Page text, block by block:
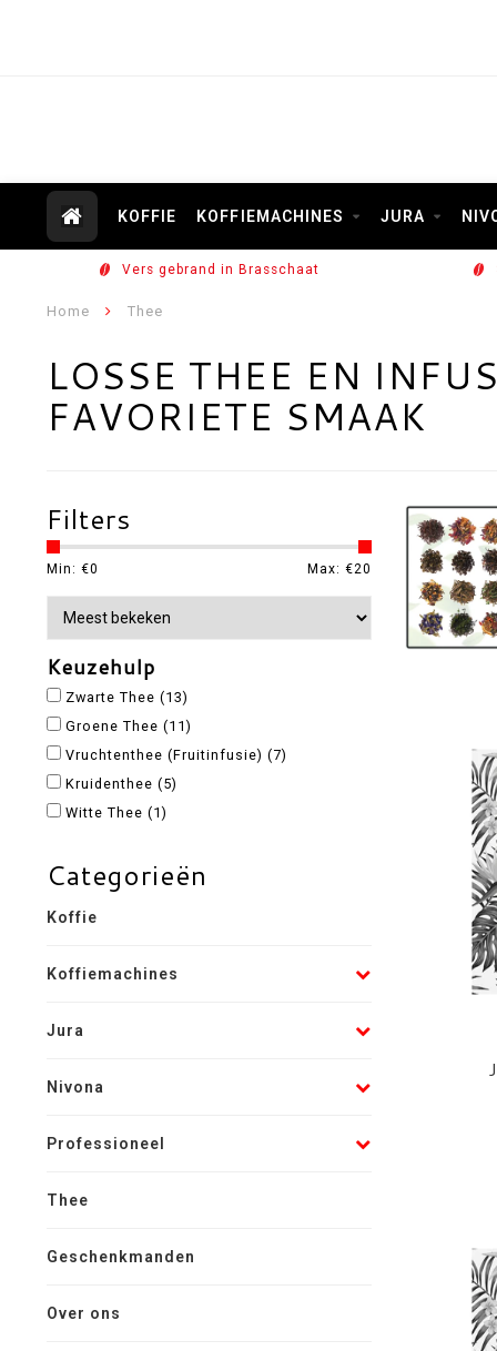
KOFFIE KOFFIEMACHINES JURA
Vers gebrand in Brasschaat
Home Thee
LOSSE THEE EN
FAVORIETE SMAAK
Filters
Min: €0 Max: €20
Keuzehulp
Zwarte Thee (13)
Groene Thee (11)
Vruchtenthee (Fruitinfusie) (7)
Kruidenthee (5)
Witte Thee (1)
Categorieën
Koffie
Koffiemachines
Jura
Nivona
Professioneel
Thee
Geschenkmanden
Over ons